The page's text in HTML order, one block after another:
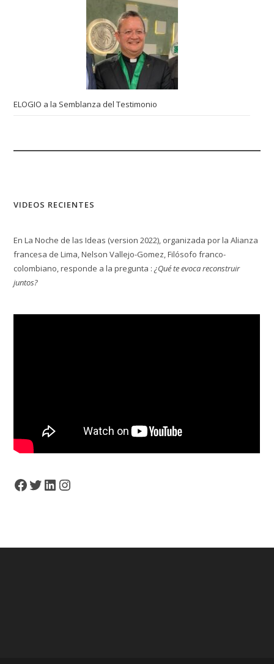
ELOGIO a la Semblanza del Testimonio
VIDEOS RECIENTES
En La Noche de las Ideas (version 2022), organizada por la Alianza
francesa de Lima, Nelson Vallejo-Gomez, Filósofo franco-
colombiano, responde a la pregunta :¿Qué te evoca reconstruir
juntos?
Facebook
TwitterLinkedInInstagram